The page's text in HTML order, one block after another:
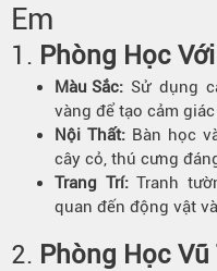
Em
1. Phòng Học
Màu Sắc: Sử dụng
vàng để tạo cảm
Nội Thất:Bàn học
cây cỏ, thú cưng
Trang Trí:Tranh
quan đến động vật
2. Phòng Học Vũ